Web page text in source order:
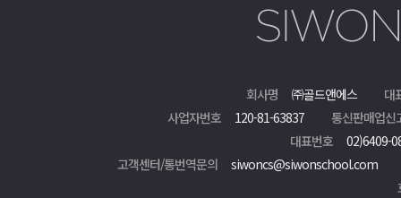
회사명 ㈜골드앤에스
대
사업자번호
120-81-63837
통신판매업신
대표번호
02)6409-
고객센터/통번역문의
siwoncs@siwonschool.com